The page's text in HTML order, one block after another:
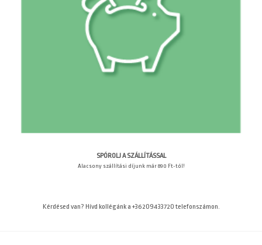
SPÓROLJ A SZÁLLÍTÁSSAL
Alacsony szállítási díjunk már 890 Ft-tól!
Kérdésed van? Hívd kollégánk a +36209433720 telefonszámon.